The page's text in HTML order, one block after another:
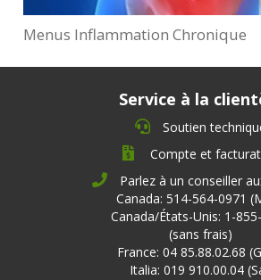
Menus Inflammation Chronique
Service à la
Soutien
Compte et
Parlez à un conseiller
Canada: 514-564-0971
Canada/États-Unis: 1-
(sans frais)
France: 04 85.88.02.68
Italia: 019 910.00.04